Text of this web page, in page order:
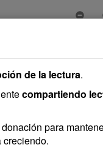
de la lectura.
compartiendo
para